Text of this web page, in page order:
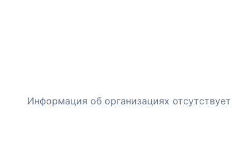
Информация об организациях отсутствует